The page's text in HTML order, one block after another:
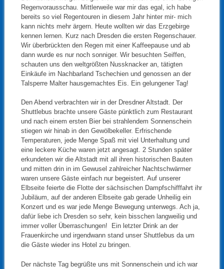
Regenvorausschau. Mittlerweile war mir das egal, ich habe
bereits so viel Regentouren in diesem Jahr hinter mir- mich
kann nichts mehr ärgern. Heute wollten wir das Erzgebirge
kennen lernen. Kurz nach Dresden die ersten Regenschauer.
Wir überbrückten den Regen mit einer Kaffeepause und ab
dann wurde es nur noch sonniger. Wir besuchten Seiffen,
schauten uns den weltgrößten Nussknacker an, tätigten
Einkäufe im Nachbarland Tschechien und genossen an der
Talsperre Malter hausgemachtes Eis. Ein gelungener Tag!
Den Abend verbrachten wir in der Dresdner Altstadt. Der
Shuttlebus brachte unsere Gäste pünktlich zum Restaurant
und nach einem ersten Bier bei strahlendem Sonnenschein
stiegen wir hinab in den Gewölbekeller. Erfrischende
Temperaturen, jede Menge Spaß mit viel Unterhaltung und
eine leckere Küche waren jetzt angesagt. 2 Stunden später
erkundeten wir die Altstadt mit all ihren historischen Bauten
und mitten drin in im Gewusel zahlreicher Nachtschwärmer
waren unsere Gäste einfach nur begeistert. Auf unserer
Elbseite feierte die Flotte der sächsischen Dampfschifffahrt ihr
Jubiläum, auf der anderen Elbseite gab gerade Unheilig ein
Konzert und es war jede Menge Bewegung unterwegs. Ach ja,
dafür liebe ich Dresden so sehr, kein bisschen langweilig und
immer voller Überraschungen! Ein letzter Drink an der
Frauenkirche und irgendwann stand unser Shuttlebus da um
die Gäste wieder ins Hotel zu bringen.
Der nächste Tag begrüßte uns mit Sonnenschein und ich war